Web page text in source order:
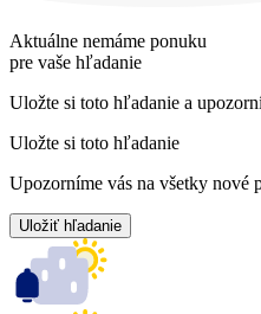
Aktuálne nemáme ponuku
pre vaše hľadanie
Uložte si toto hľadanie a
Uložte si toto hľadanie
Upozorníme vás na všetky nové
Uložiť hľadanie